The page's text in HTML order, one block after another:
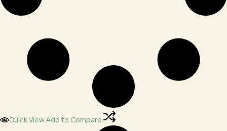
Quick ViewAdd to Compare